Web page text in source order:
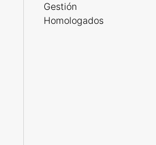
Gestión
Homologados